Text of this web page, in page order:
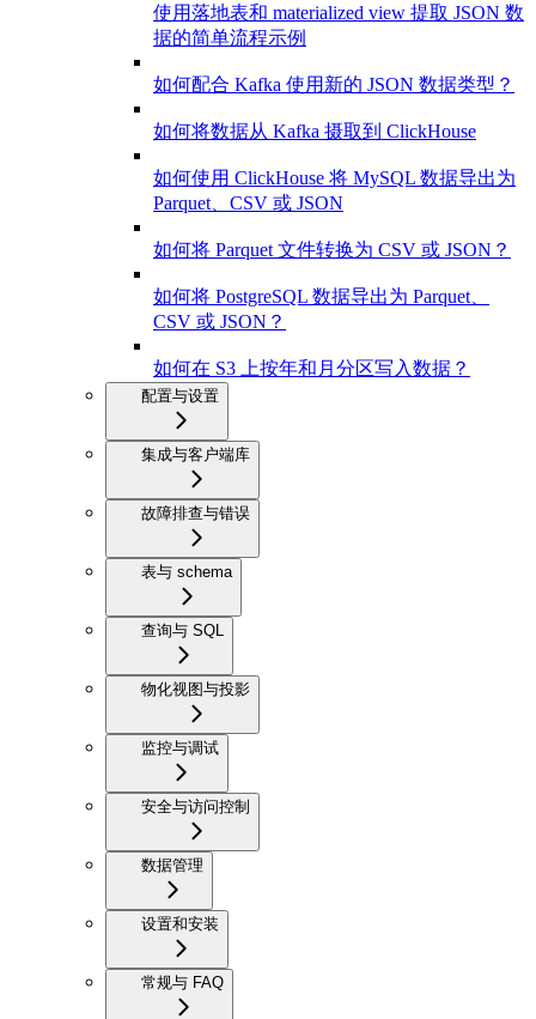
使用落地表和 materialized view 提取 JSON 数
据的简单流程示例
如何配合 Kafka 使用新的 JSON 数据类型？
如何将数据从 Kafka 摄取到 ClickHouse
如何使用 ClickHouse 将 MySQL 数据导出为
Parquet、CSV 或 JSON
如何将 Parquet 文件转换为 CSV 或 JSON？
如何将 PostgreSQL 数据导出为 Parquet、
CSV 或 JSON？
如何在 S3 上按年和月分区写入数据？
配置与设置
集成与客户端库
故障排查与错误
表与 schema
查询与 SQL
物化视图与投影
监控与调试
安全与访问控制
数据管理
设置和安装
常规与 FAQ